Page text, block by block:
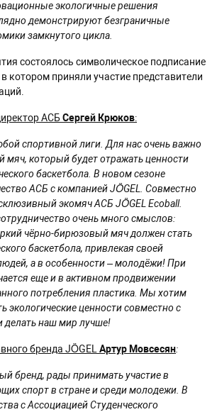
экологичные решения
демонстрируют безграничные
замкнутого цикла.
состоялось символическое подписание
котором приняли участие представители
АСБСергей Крюков:
спортивной лиги. Для нас очень важно
мяч, который будет отражать ценности
баскетбола. В новом сезоне
АСБ с компанией JÖGEL. Совместно
экомяч АСБ JÖGEL Ecoball.
очень много смыслов:
чёрно-бирюзовый мяч должен стать
баскетбола, привлекая своей
а в особенности – молодёжи! При
еще и в активном продвижении
потребления пластика. Мы хотим
экологические ценности совместно с
наш мир лучше!
бренда JÖGELАртур Мовсесян:
бренд, рады принимать участие в
спорт в стране и среди молодежи. В
с Ассоциацией Студенческого